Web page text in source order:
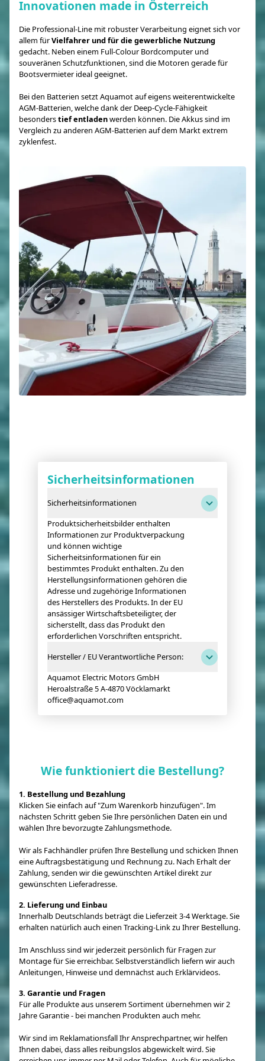
Innovationen made in Österreich
Die Professional-Line mit robuster Verarbeitung eignet sich vor
allem fürVielfahrer und für die gewerbliche Nutzung
gedacht. Neben einem Full-Colour Bordcomputer und
souveränen Schutzfunktionen, sind die Motoren gerade für
Bootsvermieter ideal geeignet.
Bei den Batterien setzt Aquamot auf eigens weiterentwickelte
AGM-Batterien, welche dank der Deep-Cycle-Fähigkeit
besonderstief entladenwerden können. Die Akkus sind im
Vergleich zu anderen AGM-Batterien auf dem Markt extrem
zyklenfest.
Sicherheitsinformationen
Sicherheitsinformationen
Produktsicherheitsbilder enthalten
Informationen zur Produktverpackung
und können wichtige
Sicherheitsinformationen für ein
bestimmtes Produkt enthalten. Zu den
Herstellungsinformationen gehören die
Adresse und zugehörige Informationen
des Herstellers des Produkts. In der EU
ansässiger Wirtschaftsbeteiligter, der
sicherstellt, dass das Produkt den
erforderlichen Vorschriften entspricht.
Hersteller / EU Verantwortliche Person:
Aquamot Electric Motors GmbH
Heroalstraße 5 A-4870 Vöcklamarkt
office@aquamot.com
Wie funktioniert die Bestellung?
1. Bestellung und Bezahlung
Klicken Sie einfach auf "Zum Warenkorb hinzufügen". Im
nächsten Schritt geben Sie Ihre persönlichen Daten ein und
wählen Ihre bevorzugte Zahlungsmethode.
Wir als Fachhändler prüfen Ihre Bestellung und schicken Ihnen
eine Auftragsbestätigung und Rechnung zu. Nach Erhalt der
Zahlung, senden wir die gewünschten Artikel direkt zur
gewünschten Lieferadresse.
2. Lieferung und Einbau
Innerhalb Deutschlands beträgt die Lieferzeit 3-4 Werktage. Sie
erhalten natürlich auch einen Tracking-Link zu Ihrer Bestellung.
Im Anschluss sind wir jederzeit persönlich für Fragen zur
Montage für Sie erreichbar. Selbstverständlich liefern wir auch
Anleitungen, Hinweise und demnächst auch Erklärvideos.
3. Garantie und Fragen
Für alle Produkte aus unserem Sortiment übernehmen wir 2
Jahre Garantie - bei manchen Produkten auch mehr.
Wir sind im Reklamationsfall Ihr Ansprechpartner, wir helfen
Ihnen dabei, dass alles reibungslos abgewickelt wird. Sie